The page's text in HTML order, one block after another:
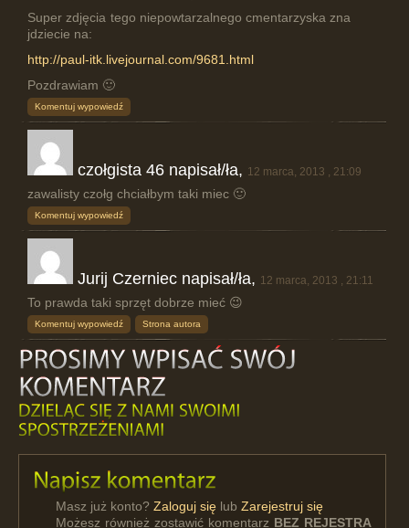
Super zdjęcia tego niepowtarzalnego cmentarzyska zna
jdziecie na:
http://paul-itk.livejournal.com/9681.html
Pozdrawiam 🙂
Komentuj wypowiedź
czołgista 46 napisał/ła, 12 marca, 2013 , 21:09
zawalisty czołg chciałbym taki miec 🙂
Komentuj wypowiedź
Jurij Czerniec napisał/ła, 12 marca, 2013 , 21:11
To prawda taki sprzęt dobrze mieć 😉
Komentuj wypowiedź Strona autora
Masz już konto?Zaloguj się lubZarejestruj się
Możesz również zostawić komentarz BEZ REJESTRA